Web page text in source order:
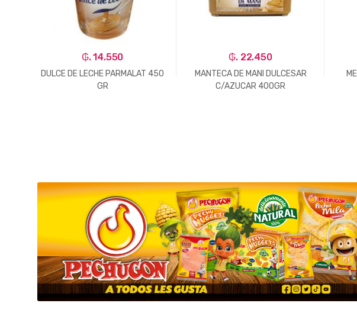
₲. 14.550
DULCE DE LECHE PARMALAT 450
GR
₲. 22.450
MANTECA DE MANI DULCESAR
C/AZUCAR 400GR